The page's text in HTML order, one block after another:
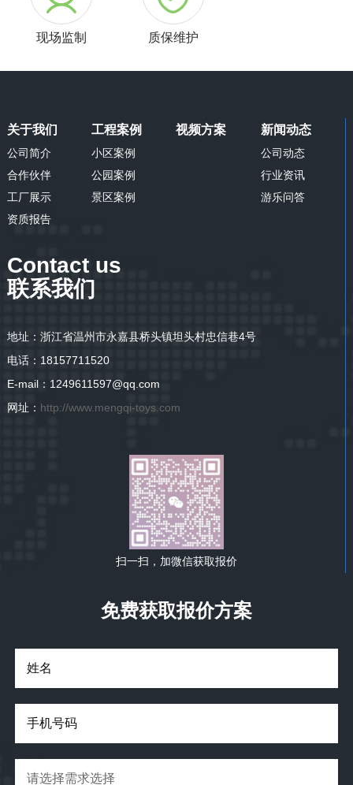
现场监制 质保维护
关于我们
公司简介
合作伙伴
工厂展示
资质报告
工程案例
小区案例
公园案例
景区案例
视频方案 新闻动态
公司动态
行业资讯
游乐问答
Contact us
联系我们
地址：浙江省温州市永嘉县桥头镇坦头村忠信巷4号
电话：18157711520
E-mail：1249611597@qq.com
网址： http://www.mengqi-toys.com
扫一扫，加微信获取报价
免费获取报价方案